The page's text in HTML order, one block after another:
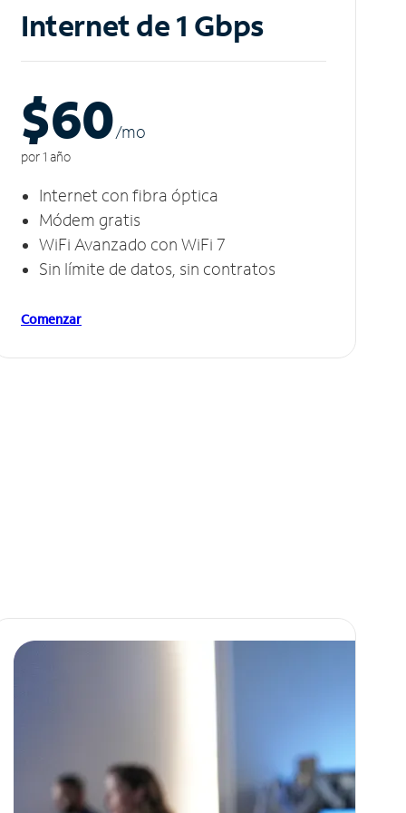
Internet de 1 Gbps
$60/mo
por 1 año
Internet con fibra óptica
Módem gratis
WiFi Avanzado con WiFi 7
Sin límite de datos, sin contratos
Comenzar